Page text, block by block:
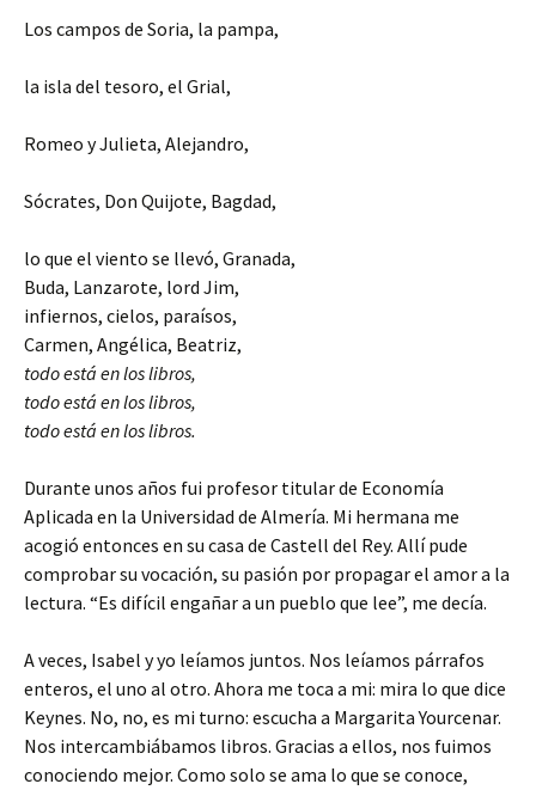
Los campos de Soria, la pampa,
la isla del tesoro, el Grial,
Romeo y Julieta, Alejandro,
Sócrates, Don Quijote, Bagdad,
lo que el viento se llevó, Granada,
Buda, Lanzarote, lord Jim,
infiernos, cielos, paraísos,
Carmen, Angélica, Beatriz,
todo está en los libros,
todo está en los libros,
todo está en los libros.
Durante unos años fui profesor titular de Economía
Aplicada en la Universidad de Almería. Mi hermana me
acogió entonces en su casa de Castell del Rey. Allí pude
comprobar su vocación, su pasión por propagar el amor a la
lectura. “Es difícil engañar a un pueblo que lee”, me decía.
A veces, Isabel y yo leíamos juntos. Nos leíamos párrafos
enteros, el uno al otro. Ahora me toca a mi: mira lo que dice
Keynes. No, no, es mi turno: escucha a Margarita Yourcenar.
Nos intercambiábamos libros. Gracias a ellos, nos fuimos
conociendo mejor. Como solo se ama lo que se conoce,